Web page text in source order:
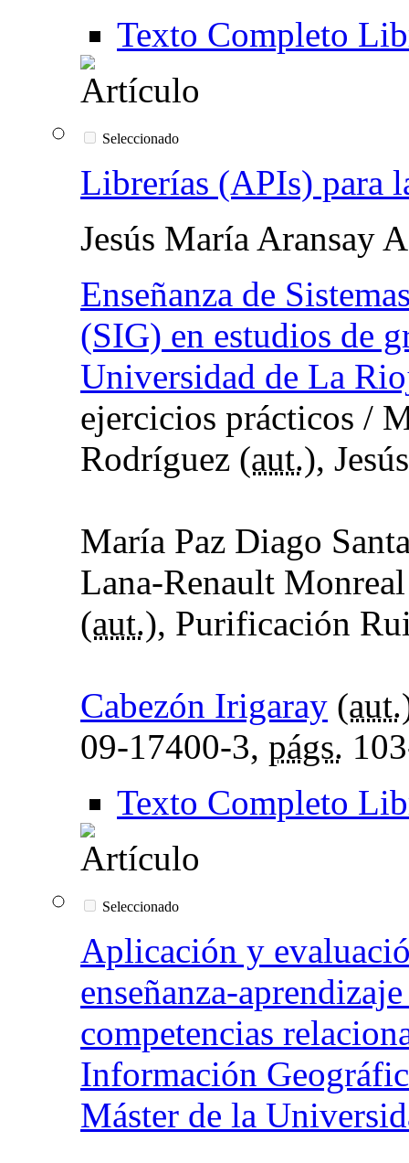
Texto Completo
Seleccionado
Librerías (APIs) para
Jesús María Aransay
Enseñanza de
(SIG) en estudios de
Universidad de La
ejercicios prácticos /
Rodríguez (aut.),
María Paz Diago
Lana-Renault
(aut.), Purificación
Cabezón Irigaray (aut.
09-17400-3, págs.
Texto Completo
Seleccionado
Aplicación y
enseñanza-
competencias
Información
Máster de la